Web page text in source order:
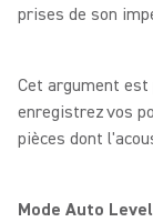
prises de son
Cet argument
enregistrez vos
pièces dont
Mode Auto Level